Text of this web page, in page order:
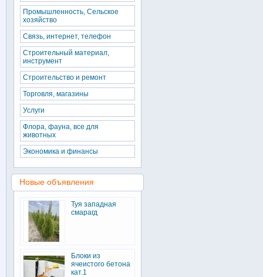
Промышленность, Сельское
хозяйство
Связь, интернет, телефон
Строительный материал,
инструмент
Строительство и ремонт
Торговля, магазины
Услуги
Флора, фауна, все для
животных
Экономика и финансы
Новые объявления
Туя западная
смарагд
Блоки из
ячеистого бетона
кат.1